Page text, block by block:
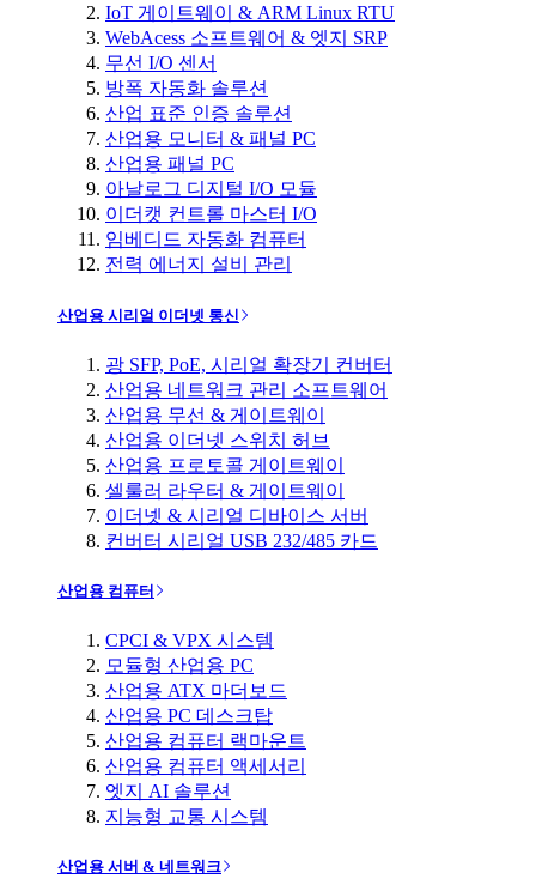
IoT 게이트웨이 & ARM Linux RTU
WebAcess 소프트웨어 & 엣지 SRP
무선 I/O 센서
방폭 자동화 솔루션
산업 표준 인증 솔루션
산업용 모니터 & 패널 PC
산업용 패널 PC
아날로그 디지털 I/O 모듈
이더캣 컨트롤 마스터 I/O
임베디드 자동화 컴퓨터
전력 에너지 설비 관리
산업용 시리얼 이더넷 통신
광 SFP, PoE, 시리얼 확장기 컨버터
산업용 네트워크 관리 소프트웨어
산업용 무선 & 게이트웨이
산업용 이더넷 스위치 허브
산업용 프로토콜 게이트웨이
셀룰러 라우터 & 게이트웨이
이더넷 & 시리얼 디바이스 서버
컨버터 시리얼 USB 232/485 카드
산업용 컴퓨터
CPCI & VPX 시스템
모듈형 산업용 PC
산업용 ATX 마더보드
산업용 PC 데스크탑
산업용 컴퓨터 랙마운트
산업용 컴퓨터 액세서리
엣지 AI 솔루션
지능형 교통 시스템
산업용 서버 & 네트워크